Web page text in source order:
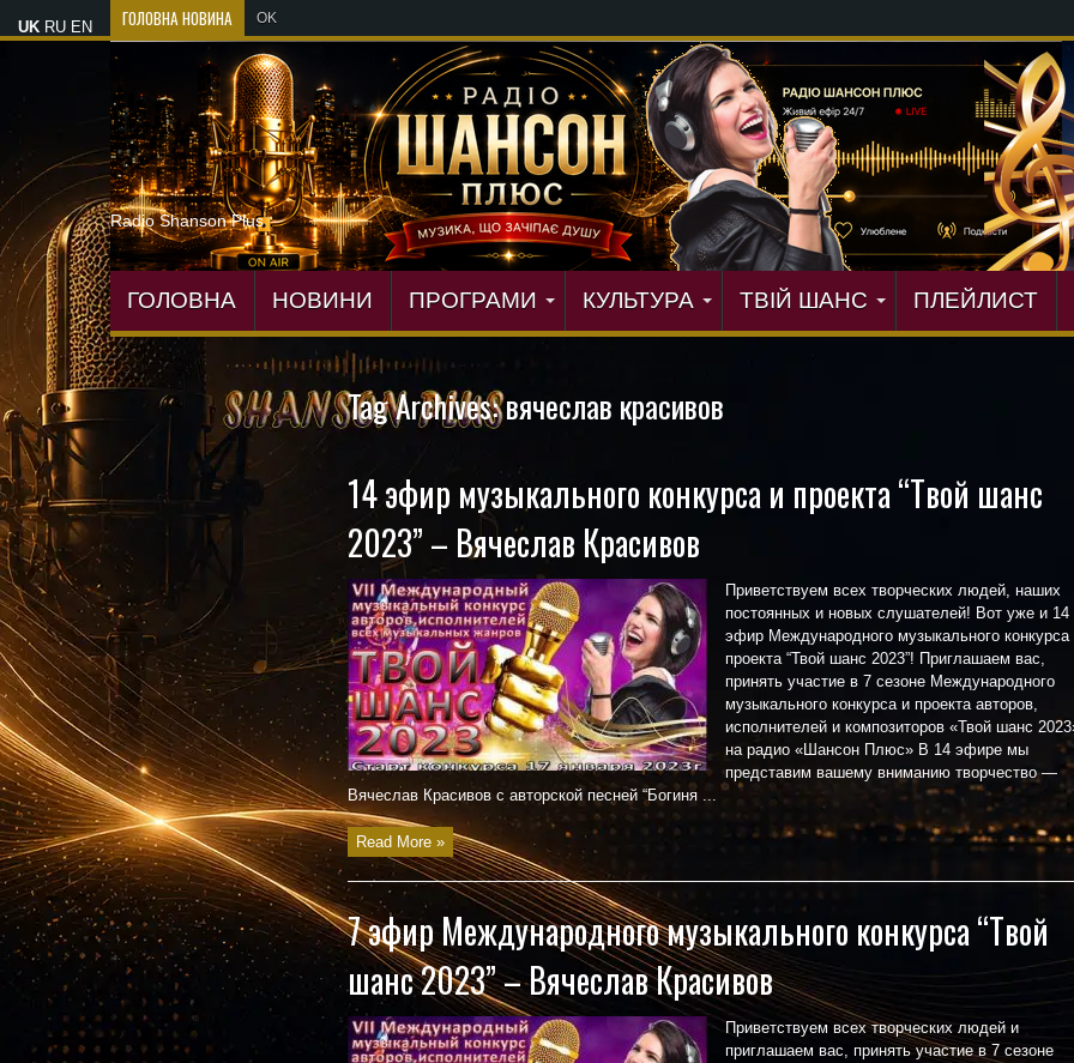
ГОЛОВНА НОВИНА OKSANA VOYAGE зізналася, як
Radio Shanson Plus
ГОЛОВНА НОВИНИ ПРОГРАМИ КУЛЬТУРА ТВІЙ ШАНС ПЛЕЙЛИСТ
Tag Archives:вячеслав красивов
14 эфир музыкального конкурса и проекта “Твой шанс
2023” – Вячеслав Красивов
Приветствуем всех творческих людей, наших
постоянных и новых слушателей! Вот уже и 14
эфир Международного музыкального конкурса
проекта “Твой шанс 2023”! Приглашаем вас,
принять участие в 7 сезоне Международного
музыкального конкурса и проекта авторов,
исполнителей и композиторов «Твой шанс
на радио «Шансон Плюс» В 14 эфире мы
представим вашему вниманию творчество —
Вячеслав Красивов с авторской песней “Богиня ...
Read More »
7 эфир Международного музыкального конкурса “Твой
шанс 2023” – Вячеслав Красивов
Приветствуем всех творческих людей и
приглашаем вас, принять участие в 7 сезоне
UK RU EN